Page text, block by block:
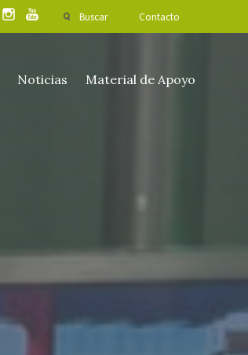
Buscar Contacto
Noticias Material de Apoyo